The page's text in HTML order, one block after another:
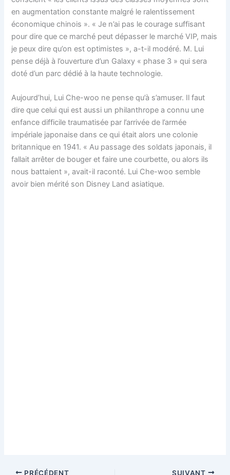
en augmentation constante malgré le ralentissement
économique chinois ». « Je n’ai pas le courage suffisant
pour dire que ce marché peut dépasser le marché VIP, mais
je peux dire qu’on est optimistes », a-t-il modéré. M. Lui
pense déjà à l’ouverture d’un Galaxy « phase 3 » qui sera
doté d’un parc dédié à la haute technologie.
Aujourd’hui, Lui Che-woo ne pense qu’à s’amuser. Il faut
dire que celui qui est aussi un philanthrope a connu une
enfance difficile traumatisée par l’arrivée de l’armée
impériale japonaise dans ce qui était alors une colonie
britannique en 1941. « Au passage des soldats japonais, il
fallait arrêter de bouger et faire une courbette, ou alors ils
nous battaient », avait-il raconté. Lui Che-woo semble
avoir bien mérité son Disney Land asiatique.
PRÉCÉDENT SUIVANT